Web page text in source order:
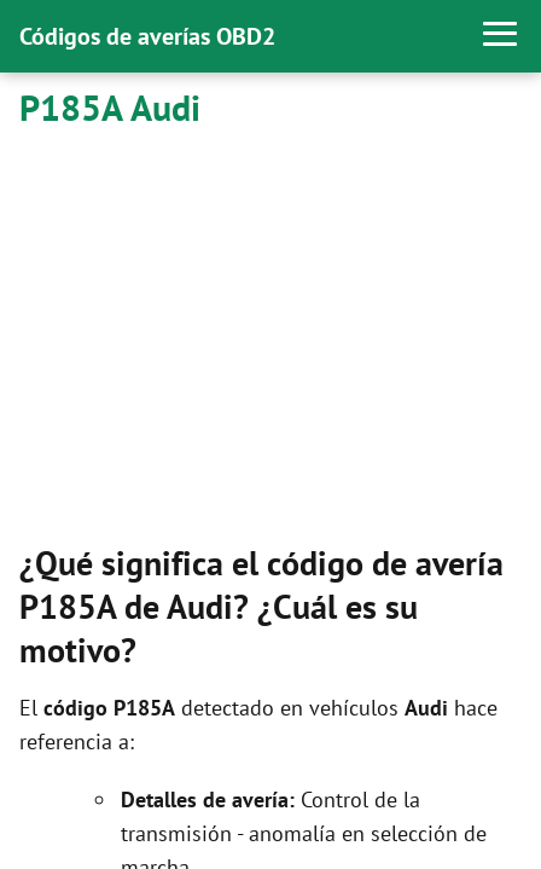
Códigos de averías OBD2
P185A Audi
¿Qué significa el código de avería
P185A de Audi? ¿Cuál es su
motivo?
El código P185A detectado en vehículos Audi hace
referencia a:
Detalles de avería: Control de la
transmisión - anomalía en selección de